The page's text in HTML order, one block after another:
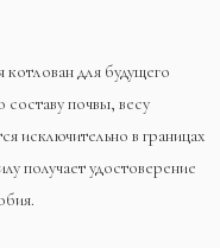
для будущего
составу почвы, весу
исключительно в границах
получает удостоверение